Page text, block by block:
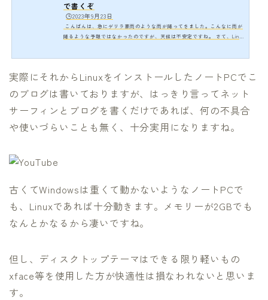
で書くぞ
🕒️2023年9月23日
こんばんは、急にゲリラ豪雨のような雨が降ってきました。こんなに雨が
降るような予報ではなかったのですが、天候は不安定ですね。 さて、Linu
でかなり脚光を浴びました。もっとも、Linux自体はAndroidのベースにな
ーバー用途のOSという感…
実際にそれからLinuxをインストールしたノートPCでこ
のブログは書いておりますが、はっきり言ってネット
サーフィンとブログを書くだけであれば、何の不具合
や使いづらいことも無く、十分実用になりますね。
古くてWindowsは重くて動かないようなノートPCで
も、Linuxであれば十分動きます。メモリーが2GBでも
なんとかなるから凄いですね。
但し、ディスクトップテーマはできる限り軽いもの
xface等を使用した方が快適性は損なわれないと思いま
す。